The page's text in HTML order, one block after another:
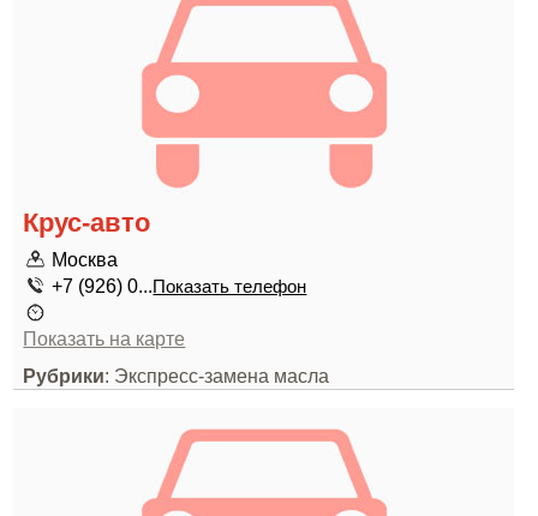
Крус-авто
Москва
+7 (926) 0...Показать телефон
Показать на карте
Рубрики: Экспресс-замена масла